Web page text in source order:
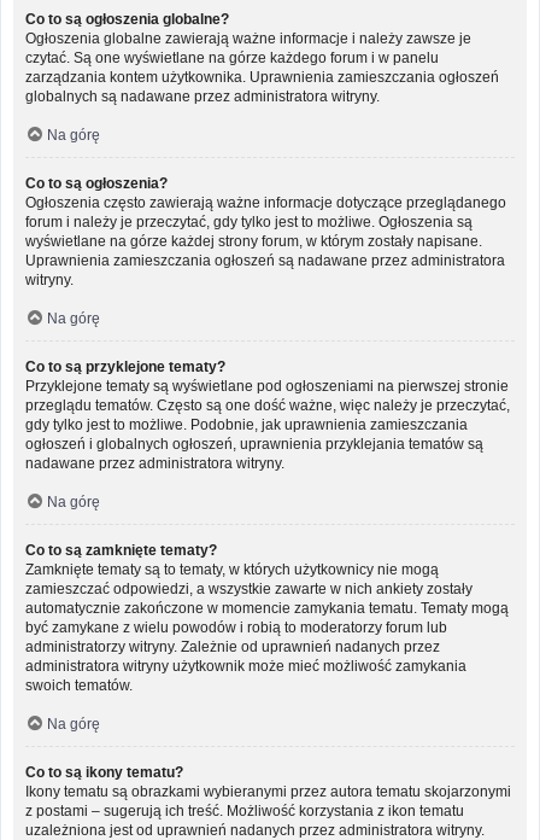
Co to są ogłoszenia globalne?
Ogłoszenia globalne zawierają ważne informacje i należy zawsze je
czytać. Są one wyświetlane na górze każdego forum i w panelu
zarządzania kontem użytkownika. Uprawnienia zamieszczania ogłoszeń
globalnych są nadawane przez administratora witryny.
Na górę
Co to są ogłoszenia?
Ogłoszenia często zawierają ważne informacje dotyczące przeglądanego
forum i należy je przeczytać, gdy tylko jest to możliwe. Ogłoszenia są
wyświetlane na górze każdej strony forum, w którym zostały napisane.
Uprawnienia zamieszczania ogłoszeń są nadawane przez administratora
witryny.
Na górę
Co to są przyklejone tematy?
Przyklejone tematy są wyświetlane pod ogłoszeniami na pierwszej stronie
przeglądu tematów. Często są one dość ważne, więc należy je przeczytać,
gdy tylko jest to możliwe. Podobnie, jak uprawnienia zamieszczania
ogłoszeń i globalnych ogłoszeń, uprawnienia przyklejania tematów są
nadawane przez administratora witryny.
Na górę
Co to są zamknięte tematy?
Zamknięte tematy są to tematy, w których użytkownicy nie mogą
zamieszczać odpowiedzi, a wszystkie zawarte w nich ankiety zostały
automatycznie zakończone w momencie zamykania tematu. Tematy mogą
być zamykane z wielu powodów i robią to moderatorzy forum lub
administratorzy witryny. Zależnie od uprawnień nadanych przez
administratora witryny użytkownik może mieć możliwość zamykania
swoich tematów.
Na górę
Co to są ikony tematu?
Ikony tematu są obrazkami wybieranymi przez autora tematu skojarzonymi
z postami – sugerują ich treść. Możliwość korzystania z ikon tematu
uzależniona jest od uprawnień nadanych przez administratora witryny.